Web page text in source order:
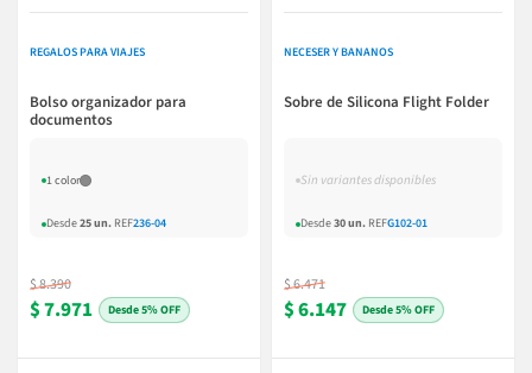
REGALOS PARA VIAJES
Bolso organizador para
documentos
1 color
Desde25 un. REF236-04
$ 8.390
$ 7.971 5% OFF
NECESER Y BANANOS
Sobre de Silicona Flight Folder
Sin variantes disponibles
Desde30 un. REFG102-01
$ 6.471
$ 6.147 5% OFF